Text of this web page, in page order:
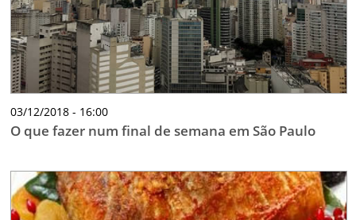
03/12/2018 - 16:00
O que fazer num final de semana em São Paulo